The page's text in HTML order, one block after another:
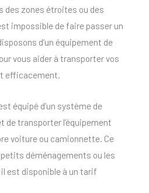
des zones étroites ou des
impossible de faire passer un
d’un équipement de
vous aider à transporter vos
efficacement.
équipé d’un système de
de transporter l’équipement
voiture ou camionnette. Ce
déménagements ou les
est disponible à un tarif